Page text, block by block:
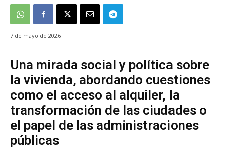
7 de mayo de 2026
Una mirada social y política sobre
la vivienda, abordando cuestiones
como el acceso al alquiler, la
transformación de las ciudades o
el papel de las administraciones
públicas